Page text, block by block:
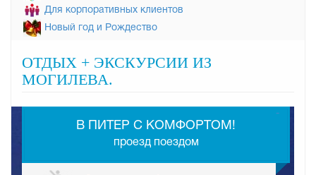
Для корпоративных клиентов
Новый год и Рождество
ОТДЫХ + ЭКСКУРСИИ ИЗ
МОГИЛЕВА.
В ПИТЕР С КОМФОРТОМ!
проезд поездом
-